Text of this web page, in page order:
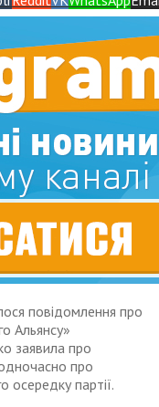
повідомлення про
Альянсу»
заявила про
про
осередку партії.